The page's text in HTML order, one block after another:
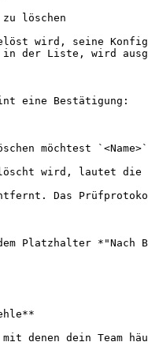
löschen
wird, seine
Liste, wird
eine Bestätigung:
möchtest
wird, lautet
Das
Platzhalter
denen dein Team